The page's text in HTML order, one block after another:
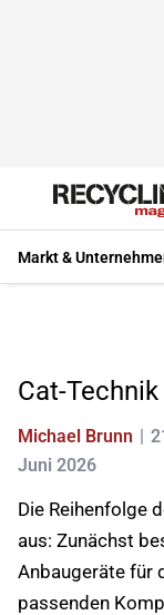
Markt &
Cat-
Michael Brunn
Juni 2026
Die Reihenfolge
aus: Zunächst
Anbaugeräte für
passenden